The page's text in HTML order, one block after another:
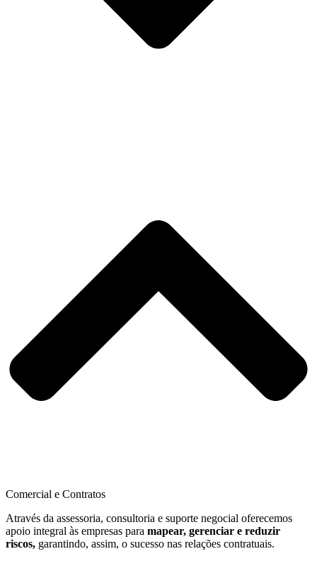
Comercial e Contratos
Através da assessoria, consultoria e suporte negocial oferecemos
apoio integral às empresas para mapear, gerenciar e reduzir
riscos, garantindo, assim, o sucesso nas relações contratuais.